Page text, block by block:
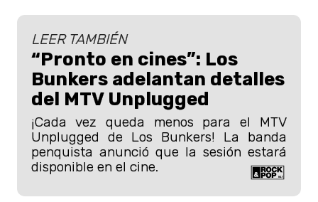
LEER TAMBIÉN
“Pronto en cines”: Los
Bunkers adelantan detalles
del MTV Unplugged
¡Cada vez queda menos para el MTV
Unplugged de Los Bunkers! La banda
penquista anunció que la sesión estará
disponible en el cine.